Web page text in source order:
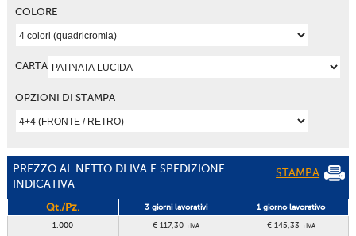
COLORE
CARTA
OPZIONI DI STAMPA
PREZZO AL NETTO DI IVA E SPEDIZIONE
INDICATIVA
STAMPA
Qt./Pz. 3 giorni lavorativi 1 giorno lavorativo
1.000 € 117,30+IVA € 145,33 +IVA